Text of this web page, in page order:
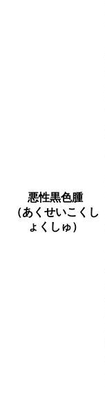
悪性黒色腫
（あくせいこくし
ょくしゅ）